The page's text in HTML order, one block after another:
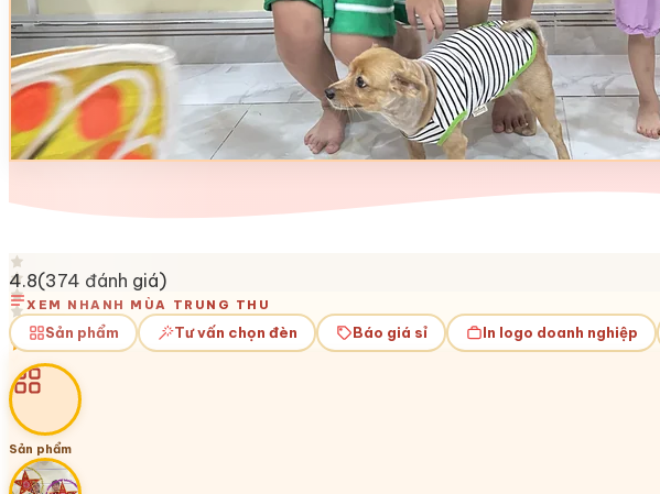
4.8(374 đánh giá)
XEM NHANH MÙA TRUNG THU
Sản phẩm Tư vấn chọn đèn Báo giá sỉ In logo doanh nghiệp
Sản phẩm